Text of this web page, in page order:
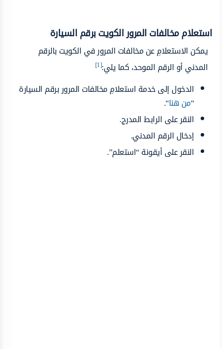
استعلام مخالفات المرور الكويت برقم السيارة
يمكن الاستعلامِ عن مخالفات المرور في الكويت بالرقم
المدني أو الرقم الموحد، كما يلي:[1]
الدخول إلى خدمة استعلامِ مخالفات المرور برقم السيارة
“من هنا“.
النقر على الرابط المدرج.
إدخال الرقم المدني.
النقر على أيقونة “استعلم”.